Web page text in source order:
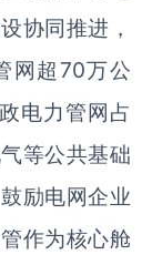
协同推进，
网超70万公
电力管网占
等公共基础
励电网企业
作为核心舱